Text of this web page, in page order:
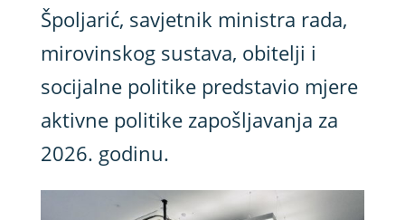
Špoljarić, savjetnik ministra rada,
mirovinskog sustava, obitelji i
socijalne politike predstavio mjere
aktivne politike zapošljavanja za
2026. godinu.